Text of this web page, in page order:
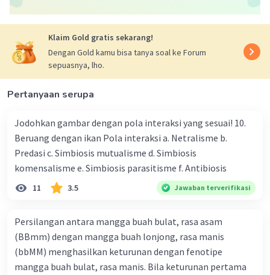
Klaim Gold gratis sekarang!
Dengan Gold kamu bisa tanya soal ke Forum
sepuasnya, lho.
Pertanyaan serupa
Jodohkan gambar dengan pola interaksi yang sesuai! 10.
Beruang dengan ikan Pola interaksi a. Netralisme b.
Predasi c. Simbiosis mutualisme d. Simbiosis
komensalisme e. Simbiosis parasitisme f. Antibiosis
11 3.5 Jawaban terverifikasi
Persilangan antara mangga buah bulat, rasa asam
(BBmm) dengan mangga buah lonjong, rasa manis
(bbMM) menghasilkan keturunan dengan fenotipe
mangga buah bulat, rasa manis. Bila keturunan pertama